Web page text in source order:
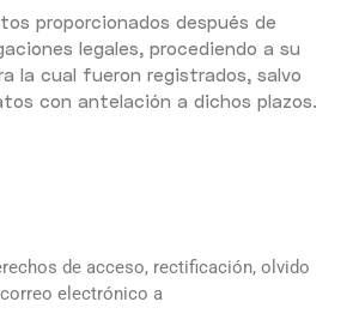
proporcionados después de
legales, procediendo a su
la cual fueron registrados, salvo
con antelación a dichos plazos.
de acceso, rectificación, olvido
electrónico a